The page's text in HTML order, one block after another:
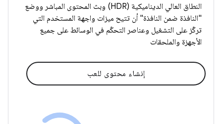
النطاق العالي الديناميكية (HDR) وبث المحتوى المباشر ووضع
"النافذة ضمن النافذة" أن تتيح ميزات واجهة المستخدم التي
تركّز على التشغيل وعناصر التحكّم في الوسائط على جميع
الأجهزة والملحقات
إنشاء محتوى للعب